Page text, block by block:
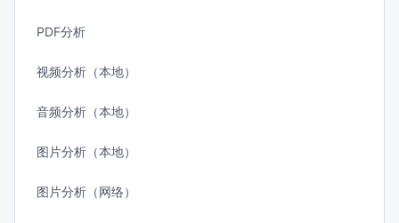
PDF分析
视频分析（本地）
音频分析（本地）
图片分析（本地）
图片分析（网络）